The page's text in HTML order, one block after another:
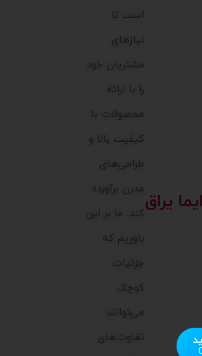
ایما یراق
است تا
نیازهای
مشتریان خود
را با ارائه
محصولات با
کیفیت بالا و
طراحی‌های
مدرن برآورده
کند. ما بر این
باوریم که
جزئیات
کوچک
می‌توانند
تفاوت‌های